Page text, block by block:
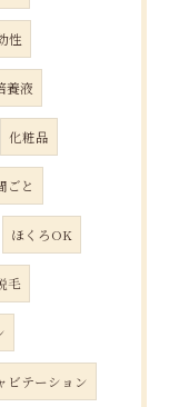
性
養液
化粧品
ごと
ほくろOK
毛
ビテーション